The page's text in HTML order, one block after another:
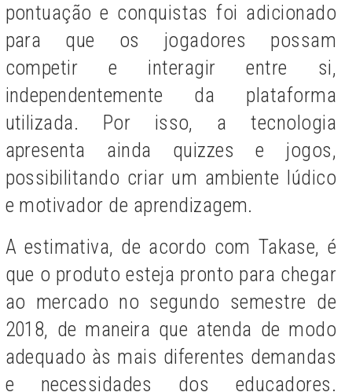
pontuação e conquistas foi adicionado
para que os jogadores possam
competir e interagir entre si,
independentemente da plataforma
utilizada. Por isso, a tecnologia
apresenta ainda quizzes e jogos,
possibilitando criar um ambiente lúdico
e motivador de aprendizagem.
A estimativa, de acordo com Takase, é
que o produto esteja pronto para chegar
ao mercado no segundo semestre de
2018, de maneira que atenda de modo
adequado às mais diferentes demandas
e necessidades dos educadores.